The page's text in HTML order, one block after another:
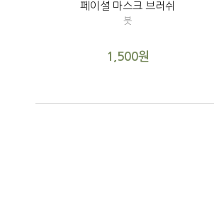
페이셜 마스크 브러쉬
붓
1,500원